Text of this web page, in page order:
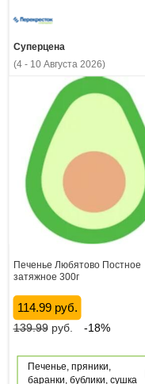
Суперцена
(4 - 10 Августа 2026)
Печенье Любятово Постное
затяжное 300г
114.99 руб.
139.99руб. -18%
Печенье, пряники,
баранки, бублики, сушка